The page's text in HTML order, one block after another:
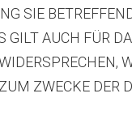
SIE
GILT AUCH FÜR
ZWECKE DER